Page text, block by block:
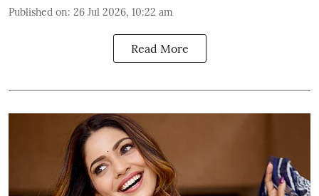
Published on: 26 Jul 2026, 10:22 am
Read More